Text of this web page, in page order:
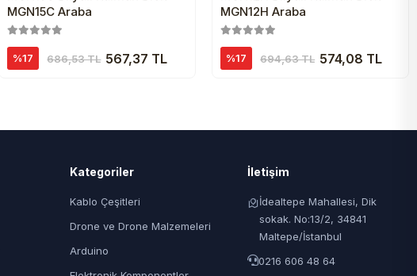
MGN15C Araba
%17 686,53 TL 567,37 TL
MGN12H Araba
%17 694,63 TL 574,08 TL
Kategoriler
Kablo Çeşitleri
Drone ve Drone Malzemeleri
Arduino
İletişim
İdealtepe Mahallesi, Dik
sokak. No:13/2, 34841
Maltepe/İstanbul
0216 606 48 64